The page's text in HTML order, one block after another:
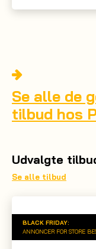
Se alle de
tilbud hos
Udvalgte
Se alle tilbud
BLACK FRIDAY:
ANNONCER FOR STORE